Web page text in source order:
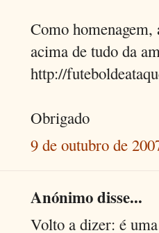
Como
acima de tudo da
http://
Obrigado
9 de outubro de
Anónimo disse...
Volto a dizer: é